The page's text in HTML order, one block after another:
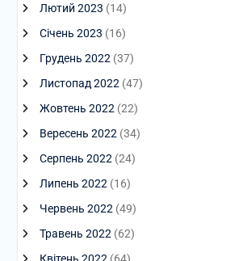
Лютий 2023 (14)
Січень 2023 (16)
Грудень 2022 (37)
Листопад 2022 (47)
Жовтень 2022 (22)
Вересень 2022 (34)
Серпень 2022 (24)
Липень 2022 (16)
Червень 2022 (49)
Травень 2022 (62)
Квітень 2022 (64)